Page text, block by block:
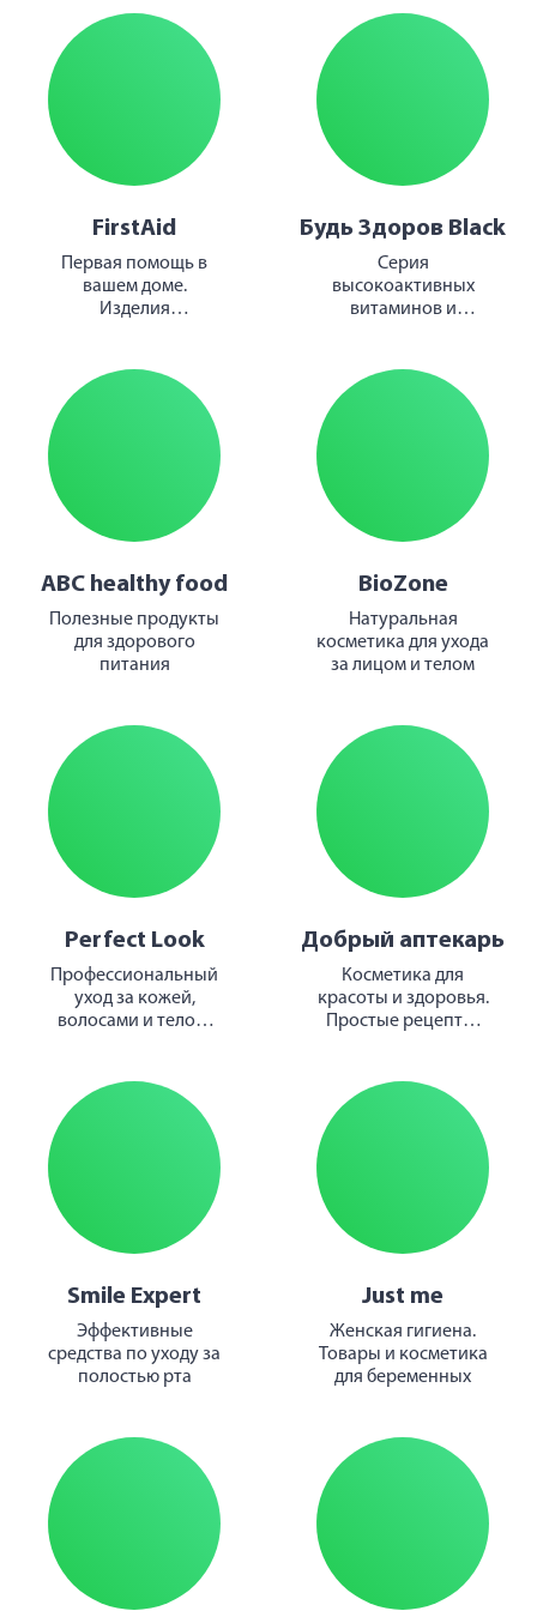
FirstAid
Первая помощь в
вашем доме.
Изделия
Будь Здоров Black
Серия
высокоактивных
витаминов и
здоровье
ABC healthy food
Полезные продукты
для здорового
питания
BioZone
Натуральная
косметика для ухода
за лицом и телом
Perfect Look
Профессиональный
уход за кожей,
волосами и телом.
Добрый аптекарь
Косметика для
красоты и здоровья.
Простые рецепты,
Smile Expert
Эффективные
средства по уходу за
полостью рта
Just me
Женская гигиена.
Товары и косметика
для беременных